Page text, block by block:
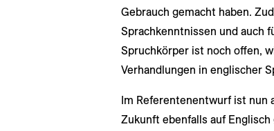
Gebrauch gemacht haben.
Sprachkenntnissen und auch
Spruchkörper ist noch offen,
Verhandlungen in englischer
Im Referentenentwurf ist nun
Zukunft ebenfalls auf